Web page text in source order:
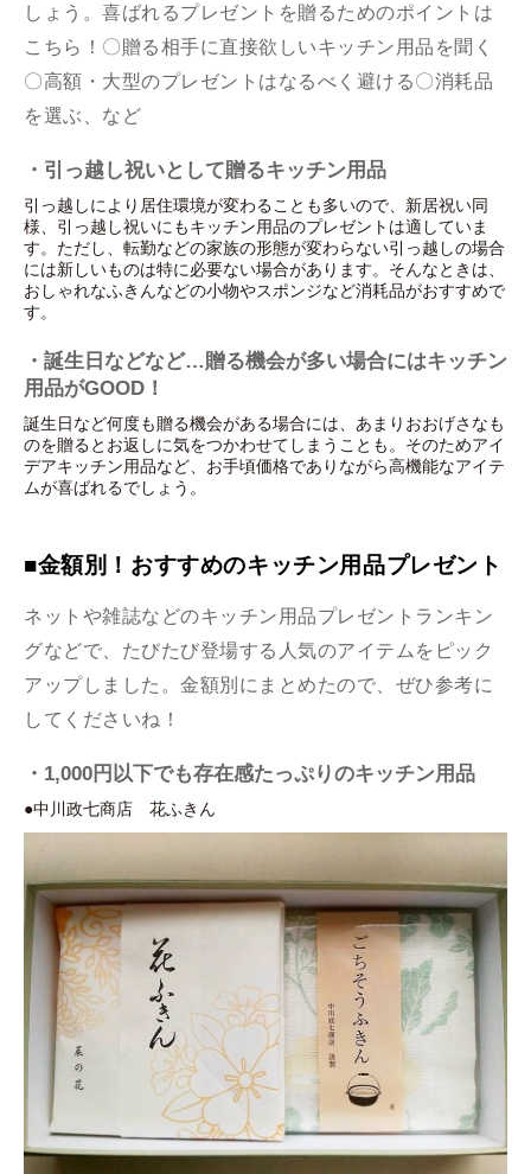
しょう。喜ばれるプレゼントを贈るためのポイントは
こちら！〇贈る相手に直接欲しいキッチン用品を聞く
〇高額・大型のプレゼントはなるべく避ける〇消耗品
を選ぶ、など
・引っ越し祝いとして贈るキッチン用品
引っ越しにより居住環境が変わることも多いので、新居祝い同
様、引っ越し祝いにもキッチン用品のプレゼントは適していま
す。ただし、転勤などの家族の形態が変わらない引っ越しの場合
には新しいものは特に必要ない場合があります。そんなときは、
おしゃれなふきんなどの小物やスポンジなど消耗品がおすすめで
す。
・誕生日などなど…贈る機会が多い場合にはキッチン
用品がGOOD！
誕生日など何度も贈る機会がある場合には、あまりおおげさなも
のを贈るとお返しに気をつかわせてしまうことも。そのためアイ
デアキッチン用品など、お手頃価格でありながら高機能なアイテ
ムが喜ばれるでしょう。
■金額別！おすすめのキッチン用品プレゼント
ネットや雑誌などのキッチン用品プレゼントランキン
グなどで、たびたび登場する人気のアイテムをピック
アップしました。金額別にまとめたので、ぜひ参考に
してくださいね！
・1,000円以下でも存在感たっぷりのキッチン用品
●中川政七商店 花ふきん